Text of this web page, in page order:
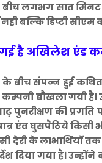
बीच लगभग सात मिनट
नही बल्कि डिप्टी
है अखिलेश एंड
के बीच संपन्न हुई कथित
बौखला गयी है।
पुनरीक्षण की
एंव घुसपैठिये किसी
देरी के लाभार्थियों
दिया गया है।